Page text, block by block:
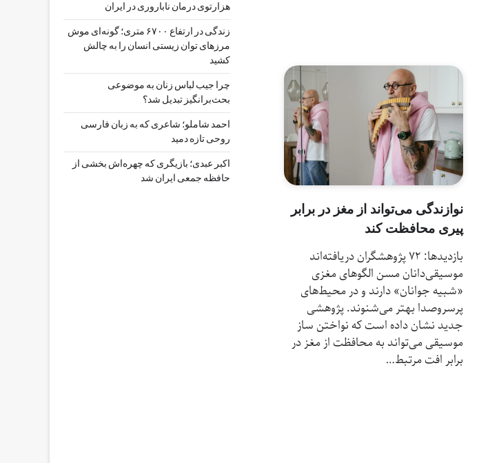
نوازندگی می‌تواند از مغز در برابر
پیری محافظت کند
بازدیدها: 72 پژوهشگران دریافته‌اند
موسیقی‌دانان مسن‌ الگوهای مغزی
«شبیه جوانان» دارند و در محیط‌های
پر‌سر‌و‌صدا بهتر می‌شنوند. پژوهشی
جدید نشان داده است که نواختن ساز
موسیقی می‌تواند به محافظت از مغز در
برابر افت مرتبط…
هزارتوی درمان ناباروری در ایران
زندگی در ارتفاع ۶۷۰۰ متری؛ گونه‌ای موش
مرزهای توان زیستی انسان را به چالش
کشید
چرا جیب‌ لباس زنان به موضوعی
بحث‌برانگیز تبدیل شد؟
احمد شاملو؛ شاعری که به زبان فارسی
روحی تازه دمید
اکبر عبدی؛ بازیگری که چهره‌اش بخشی از
حافظه جمعی ایران شد